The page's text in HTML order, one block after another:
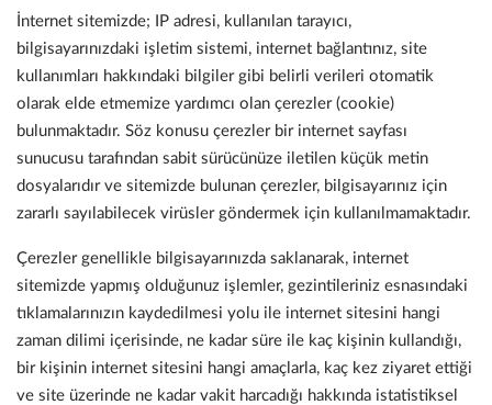
İnternet sitemizde; IP adresi, kullanılan tarayıcı,
bilgisayarınızdaki işletim sistemi, internet bağlantınız, site
kullanımları hakkındaki bilgiler gibi belirli verileri otomatik
olarak elde etmemize yardımcı olan çerezler (cookie)
bulunmaktadır. Söz konusu çerezler bir internet sayfası
sunucusu tarafından sabit sürücünüze iletilen küçük metin
dosyalarıdır ve sitemizde bulunan çerezler, bilgisayarınız için
zararlı sayılabilecek virüsler göndermek için kullanılmamaktadır.
Çerezler genellikle bilgisayarınızda saklanarak, internet
sitemizde yapmış olduğunuz işlemler, gezintileriniz esnasındaki
tıklamalarınızın kaydedilmesi yolu ile internet sitesini hangi
zaman dilimi içerisinde, ne kadar süre ile kaç kişinin kullandığı,
bir kişinin internet sitesini hangi amaçlarla, kaç kez ziyaret ettiği
ve site üzerinde ne kadar vakit harcadığı hakkında istatistiksel